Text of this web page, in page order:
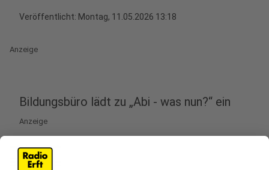
Veröffentlicht: Montag, 11.05.2026 13:18
Anzeige
Bildungsbüro lädt zu „Abi - was nun?“ ein
Anzeige
In Pulheim lädt das städtische Bildungsbüro am